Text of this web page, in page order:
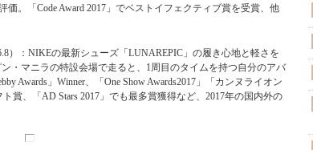
。「Code Award 2017」でベストイフェクティブ賞を受賞、他
）：NIKEの最新シューズ「LUNAREPIC」の履き心地と軽さを
・マニラの特設会場で走ると、1周目のタイムを持つ自分のアバ
Awards」Winner、「One Show Awards2017」「カンヌライオン
賞、「AD Stars 2017」でも最多賞獲得など、2017年の国内外の